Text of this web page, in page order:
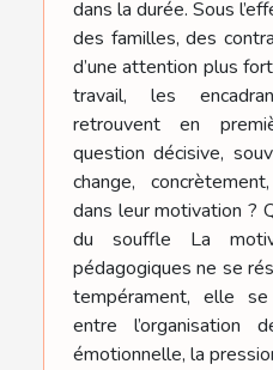
dans la durée. Sous
des familles, des
d’une attention plus
travail, les
retrouvent en
question décisive,
change,
dans leur motivation ?
du souffle La
pédagogiques ne se
tempérament, elle
entre l’organisation
émotionnelle, la